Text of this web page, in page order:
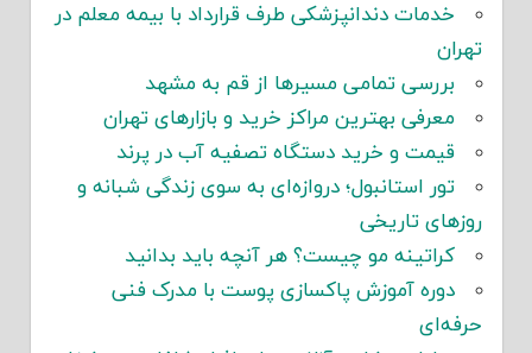
خدمات دندانپزشکی طرف قرارداد با بیمه معلم در
تهران
بررسی تمامی مسیرها از قم به مشهد
معرفی بهترین مراکز خرید و بازارهای تهران
قیمت و خرید دستگاه تصفیه آب در پرند
تور استانبول؛ دروازه‌ای به سوی زندگی شبانه و
روزهای تاریخی
کراتینه مو چیست؟ هر آنچه باید بدانید
دوره آموزش پاکسازی پوست با مدرک فنی
حرفه‌ای